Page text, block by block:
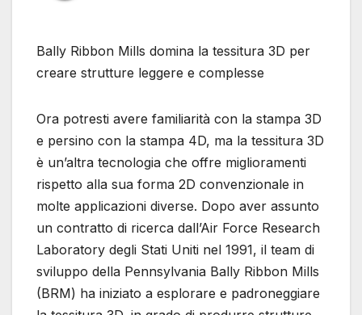
Bally Ribbon Mills domina la tessitura 3D per
creare strutture leggere e complesse
Ora potresti avere familiarità con la stampa 3D
e persino con la stampa 4D, ma la tessitura 3D
è un’altra tecnologia che offre miglioramenti
rispetto alla sua forma 2D convenzionale in
molte applicazioni diverse. Dopo aver assunto
un contratto di ricerca dall’Air Force Research
Laboratory degli Stati Uniti nel 1991, il team di
sviluppo della Pennsylvania Bally Ribbon Mills
(BRM) ha iniziato a esplorare e padroneggiare